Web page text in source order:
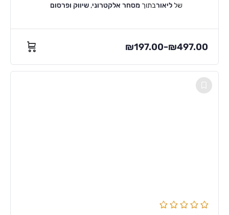
שלליאורבתוך מסחר אלקטרוני,שיווק ופרסום
₪197.00–₪497.00